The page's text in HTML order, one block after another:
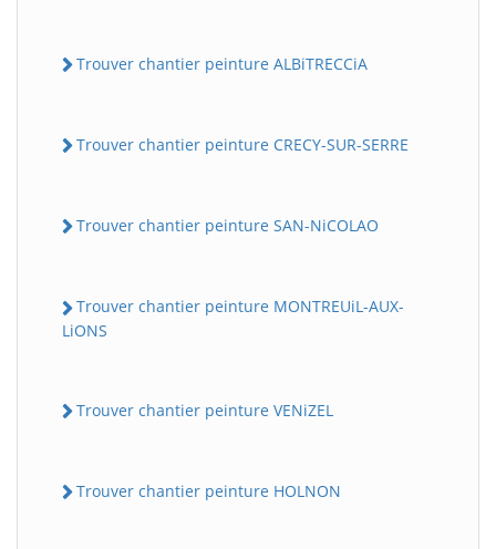
Trouver chantier peinture ALBiTRECCiA
Trouver chantier peinture CRECY-SUR-SERRE
Trouver chantier peinture SAN-NiCOLAO
Trouver chantier peinture MONTREUiL-AUX-
LiONS
Trouver chantier peinture VENiZEL
Trouver chantier peinture HOLNON